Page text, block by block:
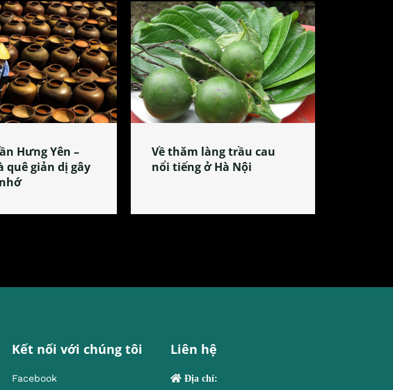
Hưng Yên –
quê giản dị gây
Về thăm làng trầu cau
nổi tiếng ở Hà Nội
Kết nối với chúng tôi
Facebook
Liên hệ
Địa chỉ: